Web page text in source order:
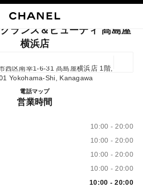
店舗の検索
候補が表示されます
シャネル フレグランス＆ビューティ 髙島屋横浜店
ランス＆ビューティ 髙島屋
横浜店
西区南幸1-6-31 髙島屋横浜店 1階,
Yokohama-Shi, Kanagawa
電話045-311-5519
マップシャネル フレグランス＆ビ
営業時間
10:00 - 20:00
10:00 - 20:00
10:00 - 20:00
10:00 - 20:00
10:00 - 20:00
ター結果：
アイウェア取扱店